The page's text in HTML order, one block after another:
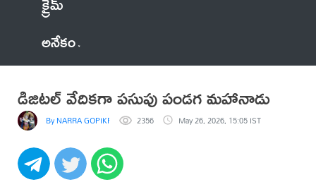
అనేకం
డిజిటల్ వేదికగా పసుపు పండగ మహానాడు
By NARRA GOPIKRISHNA 2356 May 26, 2026, 15:05 IST